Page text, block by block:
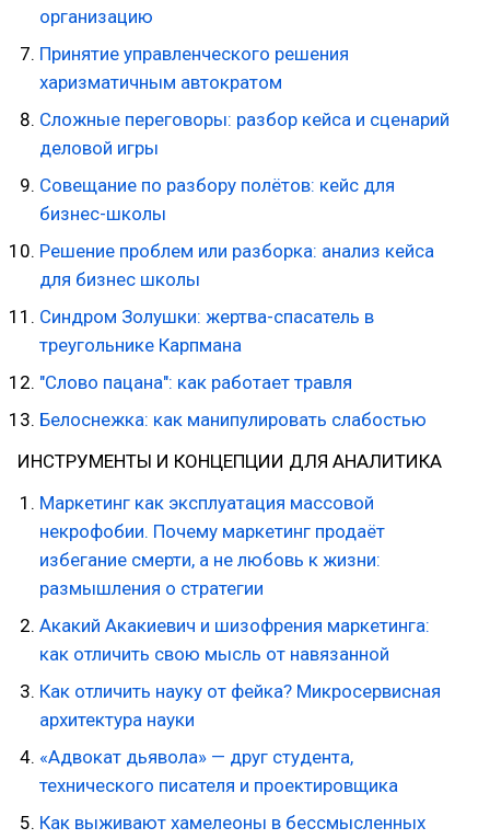
организацию
Принятие управленческого решения
харизматичным автократом
Сложные переговоры: разбор кейса и сценарий
деловой игры
Совещание по разбору полётов: кейс для
бизнес-школы
Решение проблем или разборка: анализ кейса
для бизнес школы
Синдром Золушки: жертва-спасатель в
треугольнике Карпмана
"Слово пацана": как работает травля
Белоснежка: как манипулировать слабостью
ИНСТРУМЕНТЫ И КОНЦЕПЦИИ ДЛЯ АНАЛИТИКА
Маркетинг как эксплуатация массовой
некрофобии. Почему маркетинг продаёт
избегание смерти, а не любовь к жизни:
размышления о стратегии
Акакий Акакиевич и шизофрения маркетинга:
как отличить свою мысль от навязанной
Как отличить науку от фейка? Микросервисная
архитектура науки
«Адвокат дьявола» — друг студента,
технического писателя и проектировщика
Как выживают хамелеоны в бессмысленных